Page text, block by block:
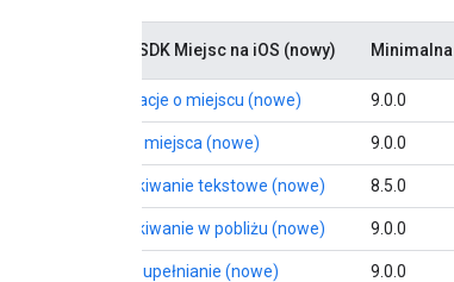
Pakiet SDK Miejsc na iOS (nowy)
Informacje o miejscu (nowe) 9.0.0
Zdjęcie miejsca (nowe) 9.0.0
Wyszukiwanie tekstowe (nowe) 8.5.0
Wyszukiwanie w pobliżu (nowe) 9.0.0
Autouzupełnianie (nowe) 9.0.0